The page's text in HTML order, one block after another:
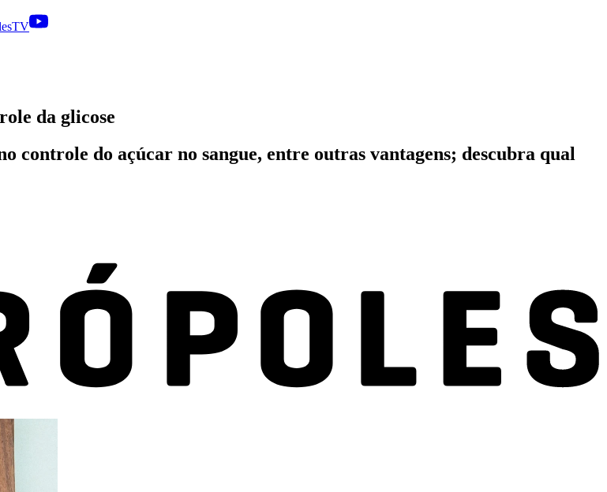
da glicose
do açúcar no sangue, entre outras vantagens; descubra qual